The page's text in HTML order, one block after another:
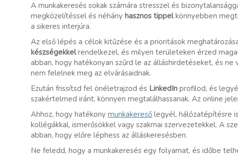
A munkakeresés sokak számára stresszel és
megközelítéssel és néhány hasznos tippelkönnyebben
a sikeres interjúra.
Az első lépés a célok kitűzése és a prioritások
készségekkelrendelkezel, és milyen területeken érzed
abban, hogy hatékonyan szűrd le az álláshirdetéseket, és
nem felelnek meg az elvárásaidnak.
Ezután frissítsd fel önéletrajzod és LinkedIn profilod, és
szakértelmed iránt, könnyen megtalálhassanak. Az online
Ahhoz, hogy hatékony munkakereső legyél, hálózatépítésre
kollégákkal, ismerősökkel vagy szakmai szervezetekkel. A
abban, hogy előre léphess az álláskeresésben.
Ne feledd, hogy a munkakeresés egy folyamat, és időbe